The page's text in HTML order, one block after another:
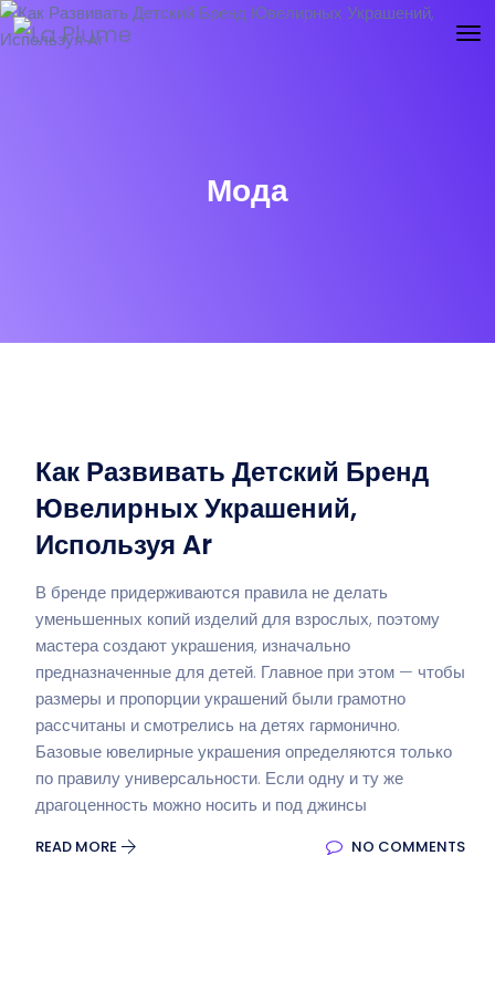
Мода
Как Развивать Детский Бренд
Ювелирных Украшений,
Используя Ar
В бренде придерживаются правила не делать
уменьшенных копий изделий для взрослых, поэтому
мастера создают украшения, изначально
предназначенные для детей. Главное при этом — чтобы
размеры и пропорции украшений были грамотно
рассчитаны и смотрелись на детях гармонично.
Базовые ювелирные украшения определяются только
по правилу универсальности. Если одну и ту же
драгоценность можно носить и под джинсы
READ MORE NO COMMENTS